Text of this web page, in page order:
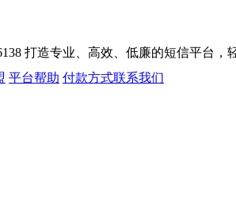
打造专业、高效、低廉的短信平台，
平台帮助 付款方式联系我们